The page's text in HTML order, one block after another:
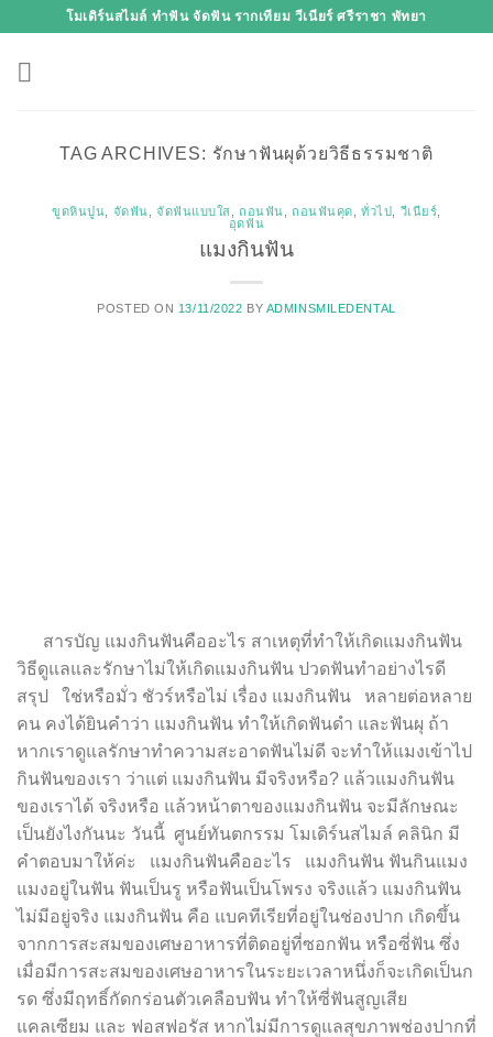
content
โมเดิร์นสไมล์ ทำฟัน จัดฟัน รากเทียม วีเนียร์ ศรีราชา พัทยา
TAG ARCHIVES: รักษาฟันผุด้วยวิธีธรรมชาติ
ขูดหินปูน จัดฟัน จัดฟันแบบใส ถอนฟัน ถอนฟันคุด ,ทั่วไป วีเนียร์
อุดฟัน
แมงกินฟัน
POSTED ON 13/11/2022 BY ADMINSMILEDENTAL
สารบัญ แมงกินฟันคืออะไร สาเหตุที่ทำให้เกิดแมงกินฟัน
วิธีดูแลและรักษาไม่ให้เกิดแมงกินฟัน ปวดฟันทำอย่างไรดี
สรุป ใช่หรือมั่ว ชัวร์หรือไม่ เรื่อง แมงกินฟัน หลายต่อหลาย
คน คงได้ยินคำว่า แมงกินฟัน ทำให้เกิดฟันดำ และฟันผุ ถ้า
หากเราดูแลรักษาทำความสะอาดฟันไม่ดี จะทำให้แมงเข้าไป
กินฟันของเรา ว่าแต่ แมงกินฟัน มีจริงหรือ? แล้วแมงกินฟัน
ของเราได้ จริงหรือ แล้วหน้าตาของแมงกินฟัน จะมีลักษณะ
เป็นยังไงกันนะ วันนี้ ศูนย์ทันตกรรม โมเดิร์นสไมล์ คลินิก มี
คำตอบมาให้ค่ะ แมงกินฟันคืออะไร แมงกินฟัน ฟันกินแมง
แมงอยู่ในฟัน ฟันเป็นรู หรือฟันเป็นโพรง จริงแล้ว แมงกินฟัน
ไม่มีอยู่จริง แมงกินฟัน คือ แบคทีเรียที่อยู่ในช่องปาก เกิดขึ้น
จากการสะสมของเศษอาหารที่ติดอยู่ที่ซอกฟัน หรือซี่ฟัน ซึ่ง
เมื่อมีการสะสมของเศษอาหารในระยะเวลาหนึ่งก็จะเกิดเป็นก
รด ซึ่งมีฤทธิ์กัดกร่อนตัวเคลือบฟัน ทำให้ซี่ฟันสูญเสีย
แคลเซียม และ ฟอสฟอรัส หากไม่มีการดูแลสุขภาพช่องปากที่